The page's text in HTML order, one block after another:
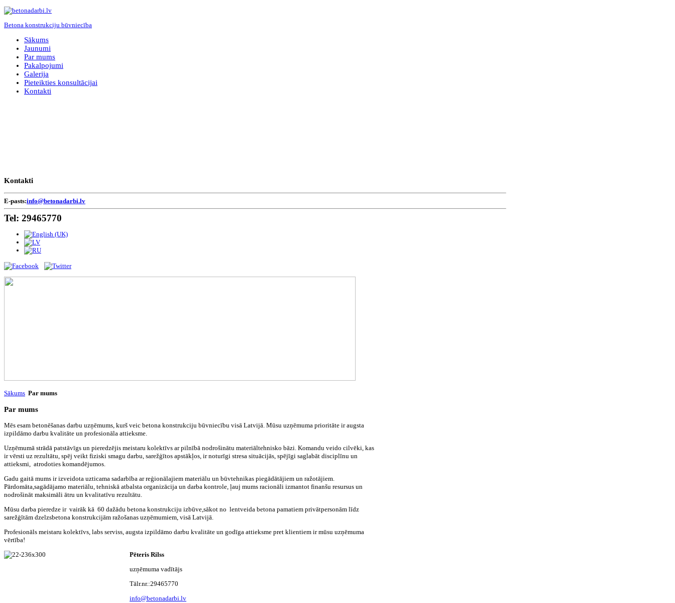
Betona konstrukciju būvniecība
Sākums
Jaunumi
Par mums
Pakalpojumi
Galerija
Pieteikties konsultācijai
Kontakti
Kontakti
E-pasts:info@betonadarbi.lv
Tel: 29465770
Sākums Par mums
Par mums
Mēs esam betonēšanas darbu uzņēmums, kurš veic betona konstrukciju būvniecību visā Latvijā. Mūsu uzņēmuma prioritāte ir augsta
izpildāmo darbu kvalitāte un profesionāla attieksme.
Uzņēmumā strādā patstāvīgs un pieredzējis meistaru kolektīvs ar pilnībā nodrošinātu materiāltehnisko bāzi. Komandu veido cilvēki, kas
ir vērsti uz rezultātu, spēj veikt fiziski smagu darbu, sarežģītos apstākļos, ir noturīgi stresa situācijās, spējīgi saglabāt disciplīnu un
attieksmi, atrodoties komandējumos.
Gadu gaitā mums ir izveidota uzticama sadarbība ar reģionālajiem materiālu un būvtehnikas piegādātājiem un ražotājiem.
Pārdomāta,sagādājamo materiālu, tehniskā atbalsta organizācija un darba kontrole, ļauj mums racionāli izmantot finanšu resursus un
nodrošināt maksimāli ātru un kvalitatīvu rezultātu.
Mūsu darba pieredze ir vairāk kā 60 dažādu betona konstrukciju izbūve,sākot no lentveida betona pamatiem privātpersonām līdz
sarežģītām dzelzsbetona konstrukcijām ražošanas uzņēmumiem, visā Latvijā.
Profesionāls meistaru kolektīvs, labs serviss, augsta izpildāmo darbu kvalitāte un godīga attieksme pret klientiem ir mūsu uzņēmuma
vērtība!
Pēteris Rilss
uzņēmuma vadītājs
Tālr.nr.:29465770
info@betonadarbi.lv